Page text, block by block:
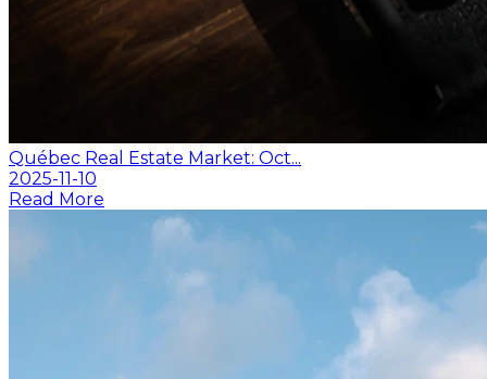
Québec Real Estate Market: Oct...
2025-11-10
Read More